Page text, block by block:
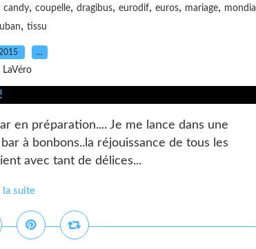
candy, coupelle, dragibus, eurodif, euros, mariage, mondial
, tissu
…
LaVéro
en préparation.... Je me lance dans une
à bonbons..la réjouissance de tous les
avec tant de délices...
la suite